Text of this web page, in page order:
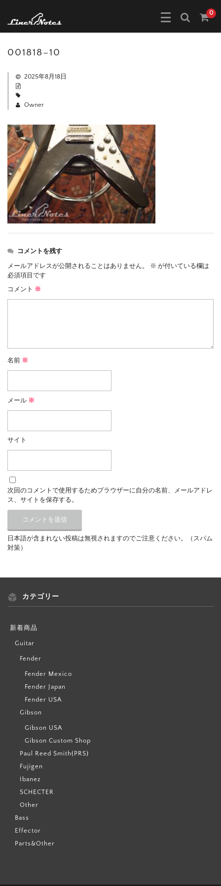
0
001818–10
2025年8月18日
Owner
コメントを残す
メールアドレスが公開されることはありません。 ※ が付いている欄は
必須項目です
コメント ※
名前 ※
メール ※
サイト
次回のコメントで使用するためブラウザーに自分の名前、メールアドレ
ス、サイトを保存する。
日本語が含まれない投稿は無視されますのでご注意ください。（スパム
対策）
カテゴリー
新着商品
Guitar
Fender
Fender Mexico
Fender Japan
Fender USA
Gibson
Gibson USA
Gibson Custom Shop
Paul Reed Smith(PRS)
Fujigen
Ibanez
SCHECTER
Other
Bass
Effector
Parts&Other